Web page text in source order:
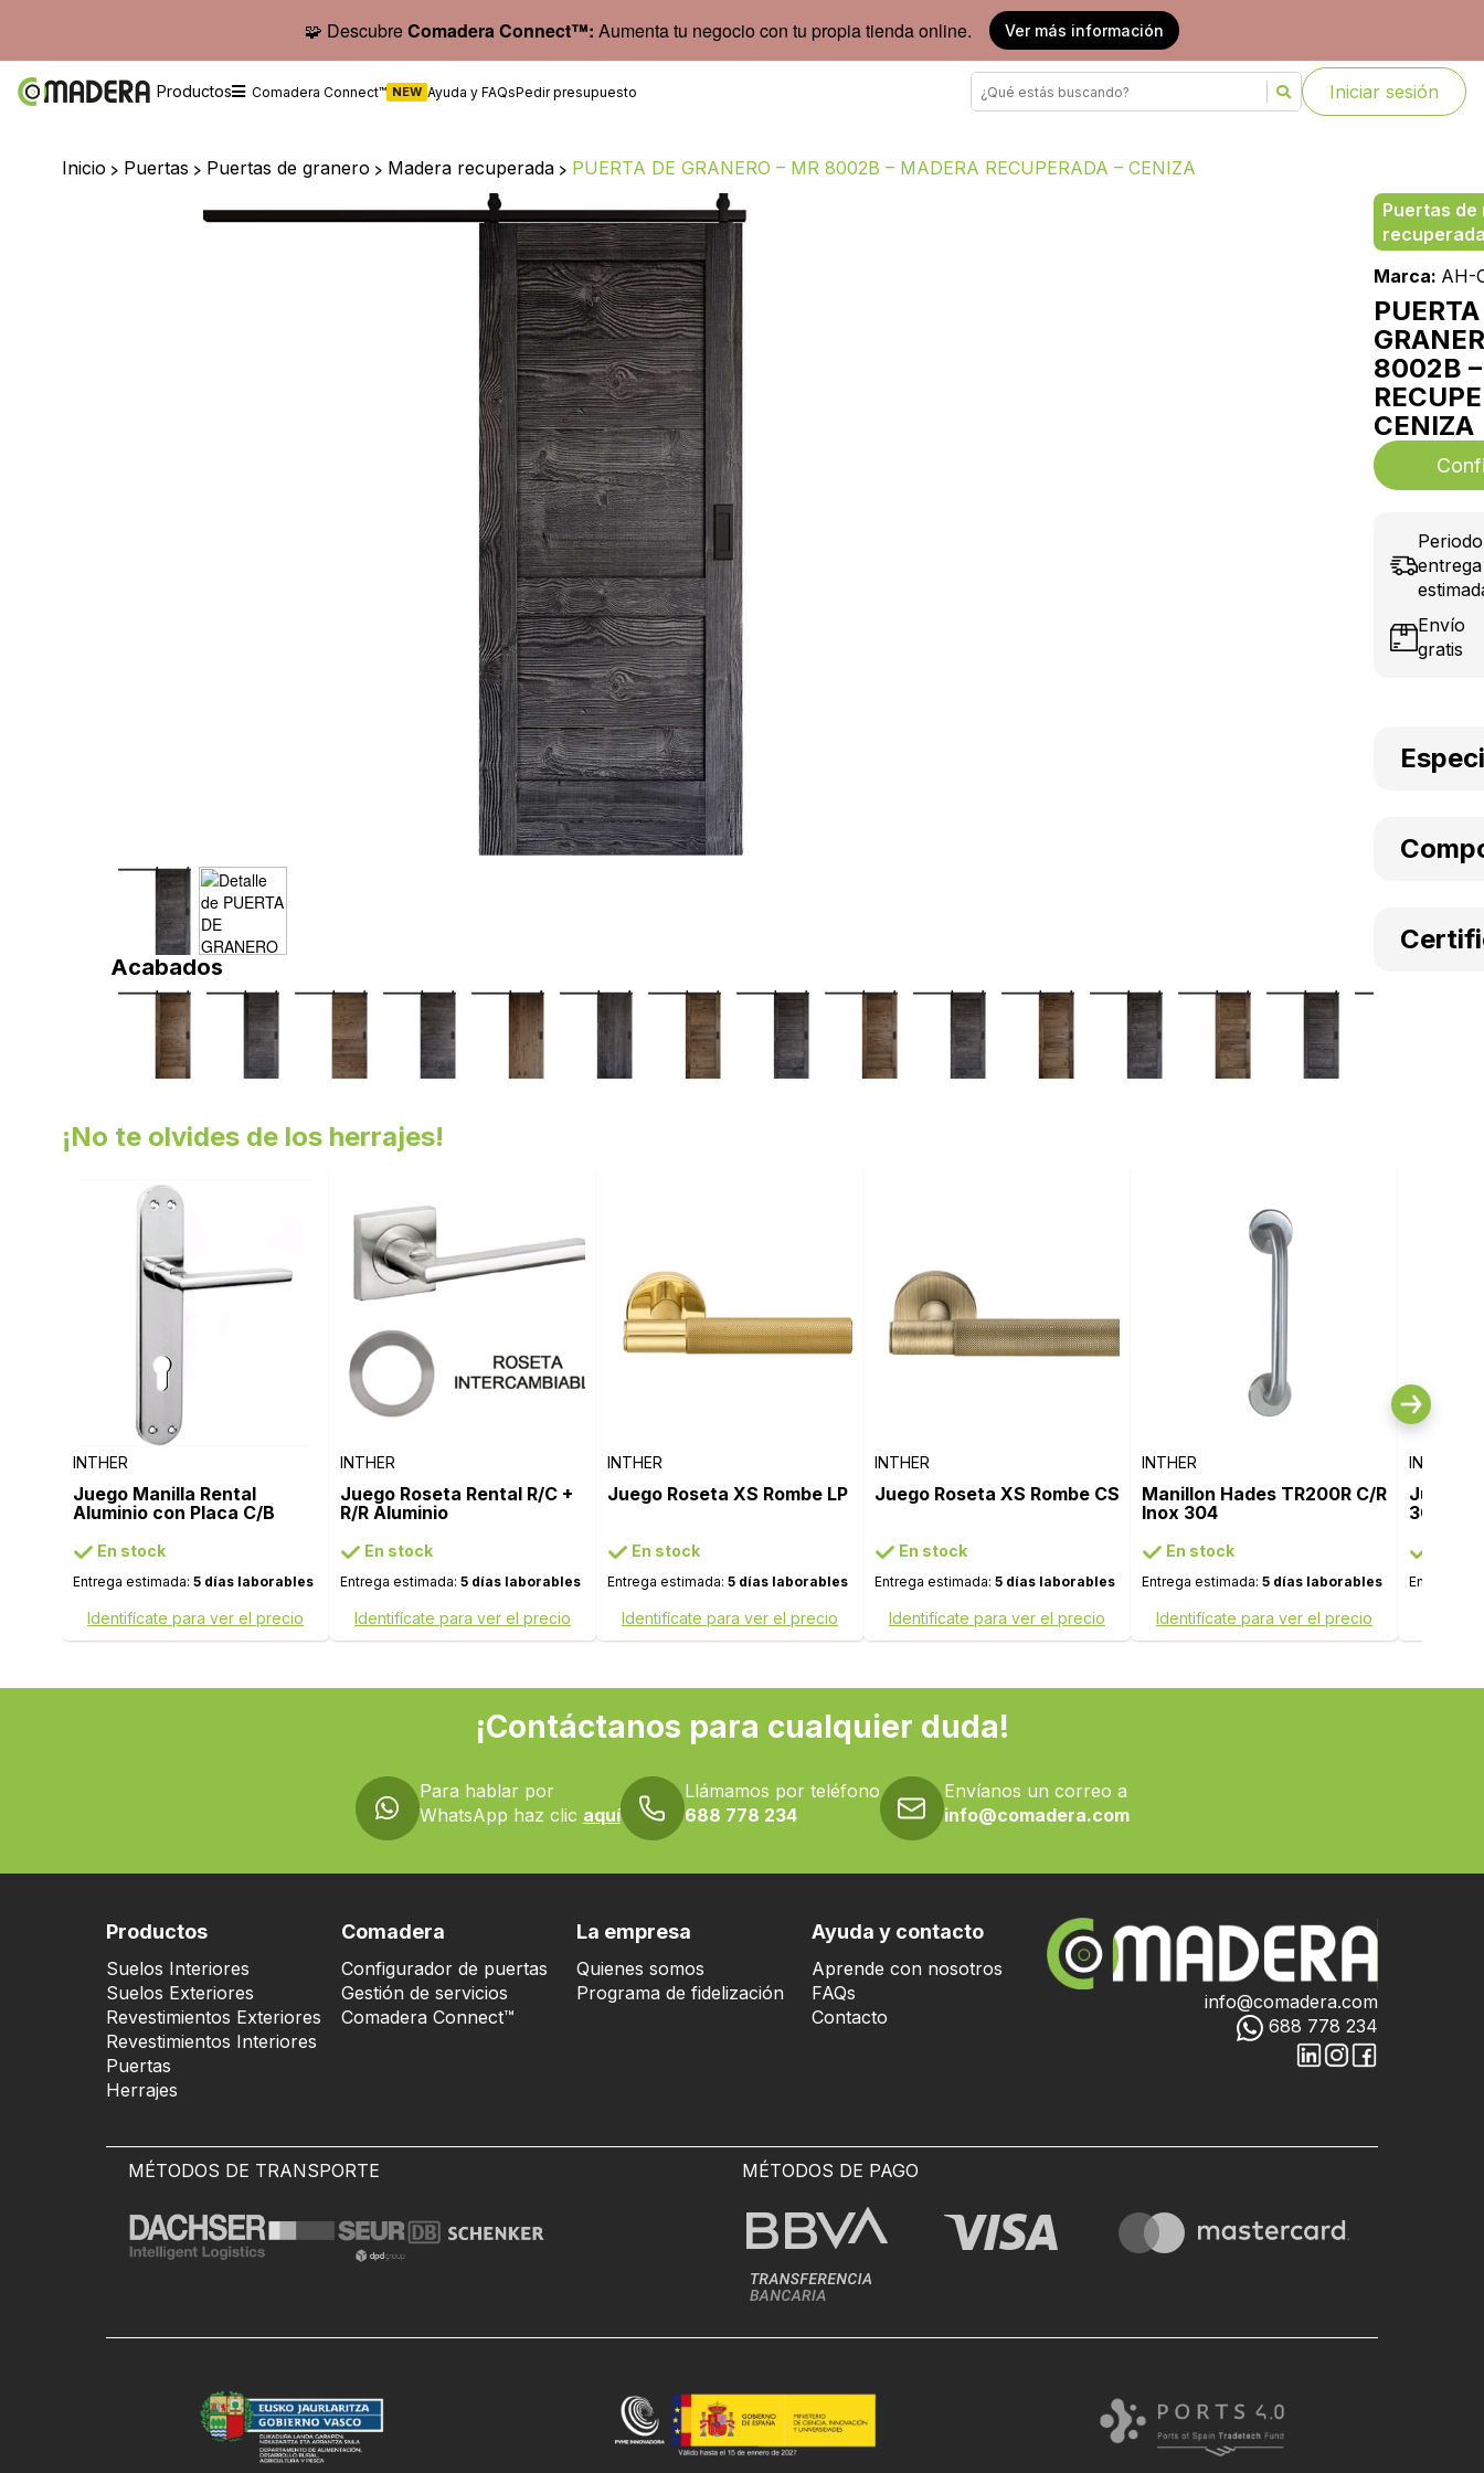
🧩 DescubreComadera Connect™: Aumenta tu negocio con tu propia tienda online. Ver más información
Productos Comadera Connect™ NEW Ayuda y FAQsPedir presupuesto Iniciar sesión
Inicio > Puertas > Puertas de granero > Madera recuperada > PUERTA DE GRANERO – MR 8002B – MADERA RECUPERADA – CENIZA
Acabados
Puertas de
Marca: AH-
8002B
CENIZA
entrega
Envío
gratis
¡No te olvides de los herrajes!
INTHER
Juego Manilla Rental
Aluminio con Placa C/B
En stock
Entrega estimada: 5 días laborables
Identifícate para ver el precio
INTHER
Juego Roseta Rental R/C +
R/R Aluminio
En stock
Entrega estimada: 5 días laborables
Identifícate para ver el precio
INTHER
Juego Roseta XS Rombe LP
En stock
Entrega estimada: 5 días laborables
Identifícate para ver el precio
INTHER
Juego Roseta XS Rombe CS
En stock
Entrega estimada: 5 días laborables
Identifícate para ver el precio
INTHER
Manillon Hades TR200R C/R
Inox 304
En stock
Entrega estimada: 5 días laborables
Identifícate para ver el precio
INTHER
Juego
304 con
Entrega
¡Contáctanos para cualquier duda!
Para hablar por
WhatsApp haz clic aquí
Llámamos por teléfono
688 778 234
Envíanos un correo a
info@comadera.com
Productos
Suelos Interiores
Suelos Exteriores
Revestimientos Exteriores
Revestimientos Interiores
Puertas
Herrajes
Comadera
Configurador de puertas
Gestión de servicios
Comadera Connect™
La empresa
Quienes somos
Programa de fidelización
Ayuda y contacto
Aprende con nosotros
FAQs
Contacto
info@comadera.com
688 778 234
MÉTODOS DE TRANSPORTE MÉTODOS DE PAGO